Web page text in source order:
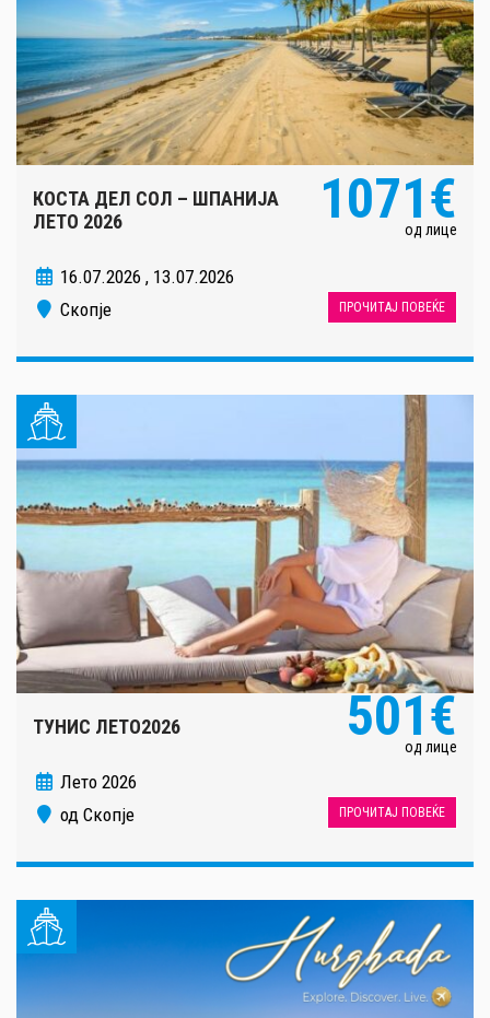
КОСТА ДЕЛ СОЛ – ШПАНИЈА
ЛЕТО 2026
1071€
од лице
16.07.2026 , 13.07.2026
Скопје
ПРОЧИТАЈ ПОВЕЌЕ
ТУНИС ЛЕТО2026 501€
од лице
Лето 2026
од Скопје
ПРОЧИТАЈ ПОВЕЌЕ